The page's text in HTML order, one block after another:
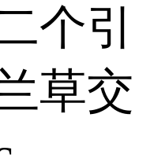
个引
草交